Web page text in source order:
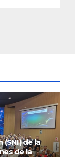
de la
de la